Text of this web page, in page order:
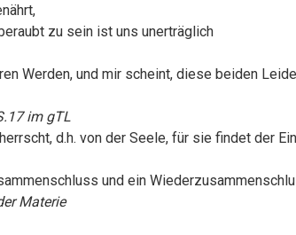
zu sein ist uns unerträglich
Werden, und mir scheint, diese beiden
im gTL
d.h. von der Seele, für sie findet der
und ein
Materie